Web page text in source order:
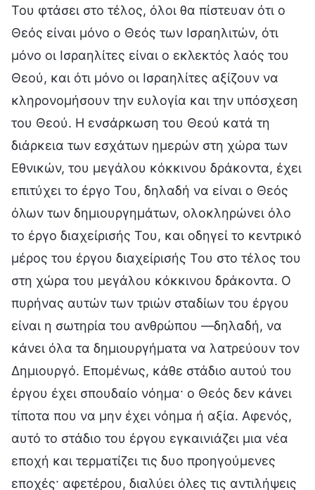
Του φτάσει στο τέλος, όλοι θα πίστευαν ότι ο
Θεός είναι μόνο ο Θεός των Ισραηλιτών, ότι
μόνο οι Ισραηλίτες είναι ο εκλεκτός λαός του
Θεού, και ότι μόνο οι Ισραηλίτες αξίζουν να
κληρονομήσουν την ευλογία και την υπόσχεση
του Θεού. Η ενσάρκωση του Θεού κατά τη
διάρκεια των εσχάτων ημερών στη χώρα των
Εθνικών, του μεγάλου κόκκινου δράκοντα, έχει
επιτύχει το έργο Του, δηλαδή να είναι ο Θεός
όλων των δημιουργημάτων, ολοκληρώνει όλο
το έργο διαχείρισής Του, και οδηγεί το κεντρικό
μέρος του έργου διαχείρισής Του στο τέλος του
στη χώρα του μεγάλου κόκκινου δράκοντα. Ο
πυρήνας αυτών των τριών σταδίων του έργου
είναι η σωτηρία του ανθρώπου —δηλαδή, να
κάνει όλα τα δημιουργήματα να λατρεύουν τον
Δημιουργό. Επομένως, κάθε στάδιο αυτού του
έργου έχει σπουδαίο νόημα· ο Θεός δεν κάνει
τίποτα που να μην έχει νόημα ή αξία. Αφενός,
αυτό το στάδιο του έργου εγκαινιάζει μια νέα
εποχή και τερματίζει τις δυο προηγούμενες
εποχές· αφετέρου, διαλύει όλες τις αντιλήψεις